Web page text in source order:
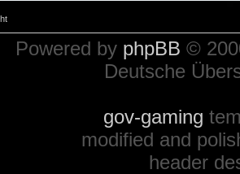
Powered by phpBB ©
Deutsche
gov-gaming
modified and
header